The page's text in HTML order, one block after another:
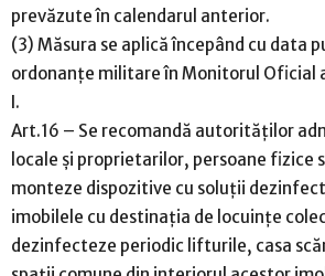
prevăzute în calendarul anterior.
(3) Măsura se aplică începând cu data
ordonanțe militare în Monitorul Oficial
I.
Art.16 – Se recomandă autorităților
locale și proprietarilor, persoane fizice
monteze dispozitive cu soluții
imobilele cu destinația de locuințe
dezinfecteze periodic lifturile, casa